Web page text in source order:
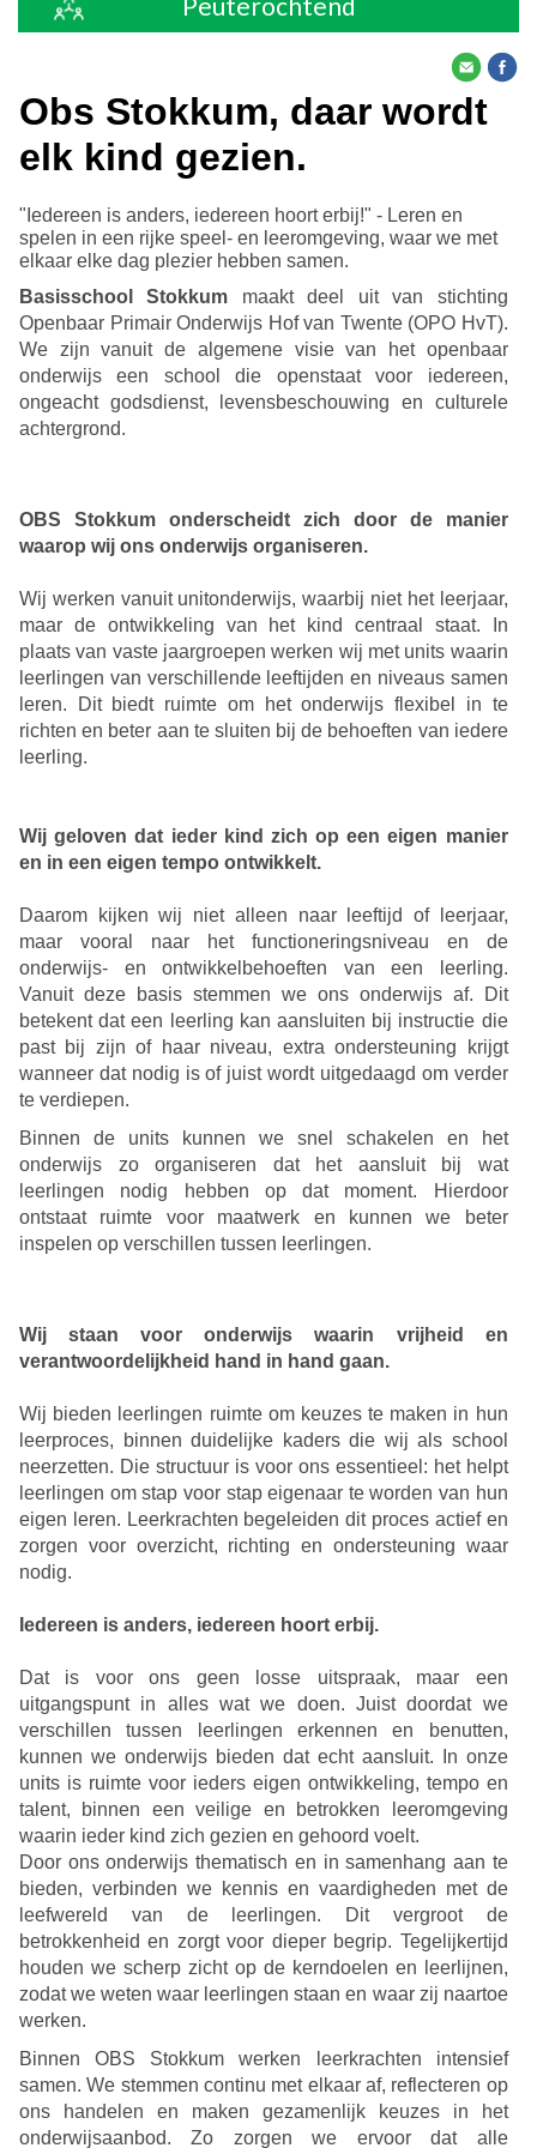
Obs Stokkum, daar wordt
elk kind gezien.
"Iedereen is anders, iedereen hoort erbij!" - Leren en
spelen in een rijke speel- en leeromgeving, waar we met
elkaar elke dag plezier hebben samen.
Basisschool Stokkum maakt deel uit van stichting
Openbaar Primair Onderwijs Hof van Twente (OPO HvT).
We zijn vanuit de algemene visie van het openbaar
onderwijs een school die openstaat voor iedereen,
ongeacht godsdienst, levensbeschouwing en culturele
achtergrond.
OBS Stokkum onderscheidt zich door de manier
waarop wij ons onderwijs organiseren.
Wij werken vanuit unitonderwijs, waarbij niet het leerjaar,
maar de ontwikkeling van het kind centraal staat. In
plaats van vaste jaargroepen werken wij met units waarin
leerlingen van verschillende leeftijden en niveaus samen
leren. Dit biedt ruimte om het onderwijs flexibel in te
richten en beter aan te sluiten bij de behoeften van iedere
leerling.
Wij geloven dat ieder kind zich op een eigen manier
en in een eigen tempo ontwikkelt.
Daarom kijken wij niet alleen naar leeftijd of leerjaar,
maar vooral naar het functioneringsniveau en de
onderwijs- en ontwikkelbehoeften van een leerling.
Vanuit deze basis stemmen we ons onderwijs af. Dit
betekent dat een leerling kan aansluiten bij instructie die
past bij zijn of haar niveau, extra ondersteuning krijgt
wanneer dat nodig is of juist wordt uitgedaagd om verder
te verdiepen.
Binnen de units kunnen we snel schakelen en het
onderwijs zo organiseren dat het aansluit bij wat
leerlingen nodig hebben op dat moment. Hierdoor
ontstaat ruimte voor maatwerk en kunnen we beter
inspelen op verschillen tussen leerlingen.
Wij staan voor onderwijs waarin vrijheid en
verantwoordelijkheid hand in hand gaan.
Wij bieden leerlingen ruimte om keuzes te maken in hun
leerproces, binnen duidelijke kaders die wij als school
neerzetten. Die structuur is voor ons essentieel: het helpt
leerlingen om stap voor stap eigenaar te worden van hun
eigen leren. Leerkrachten begeleiden dit proces actief en
zorgen voor overzicht, richting en ondersteuning waar
nodig.
Iedereen is anders, iedereen hoort erbij.
Dat is voor ons geen losse uitspraak, maar een
uitgangspunt in alles wat we doen. Juist doordat we
verschillen tussen leerlingen erkennen en benutten,
kunnen we onderwijs bieden dat echt aansluit. In onze
units is ruimte voor ieders eigen ontwikkeling, tempo en
talent, binnen een veilige en betrokken leeromgeving
waarin ieder kind zich gezien en gehoord voelt.
Door ons onderwijs thematisch en in samenhang aan te
bieden, verbinden we kennis en vaardigheden met de
leefwereld van de leerlingen. Dit vergroot de
betrokkenheid en zorgt voor dieper begrip. Tegelijkertijd
houden we scherp zicht op de kerndoelen en leerlijnen,
zodat we weten waar leerlingen staan en waar zij naartoe
werken.
Binnen OBS Stokkum werken leerkrachten intensief
samen. We stemmen continu met elkaar af, reflecteren op
ons handelen en maken gezamenlijk keuzes in het
onderwijsaanbod. Zo zorgen we ervoor dat alle